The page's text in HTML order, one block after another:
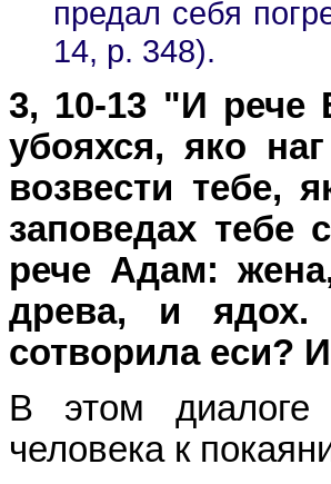
предал себя
14, p. 348).
3, 10-13 "И рече
убояхся, яко
возвести тебе,
заповедах тебе
рече Адам:
древа, и
сотворила еси?
В этом диалоге
человека к